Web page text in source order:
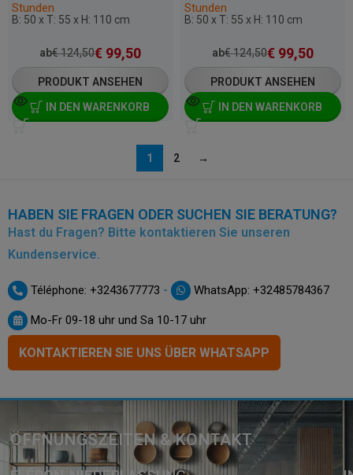
Stunden
B: 50 x T: 55 x H: 110 cm
ab€124,50€ 99,50
PRODUKT ANSEHEN
IN DEN WARENKORB
Stunden
B: 50 x T: 55 x H: 110 cm
ab€124,50€ 99,50
PRODUKT ANSEHEN
IN DEN WARENKORB
1 2 →
HABEN SIE FRAGEN ODER SUCHEN SIE BERATUNG?
Hast du Fragen? Bitte kontaktieren Sie unseren
Kundenservice.
Téléphone: +3243677773 - WhatsApp: +32485784367
Mo-Fr 09-18 uhr und Sa 10-17 uhr
KONTAKTIEREN SIE UNS ÜBER WHATSAPP
ÖFFNUNGSZEITEN & KONTAKT